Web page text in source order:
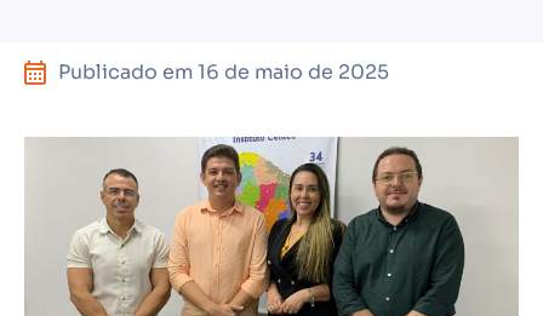
Publicado em 16 de maio de 2025